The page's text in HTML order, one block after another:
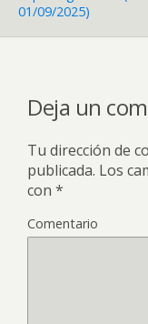
01/09/2025)
Deja un
Tu dirección de
publicada. Los
con *
Comentario